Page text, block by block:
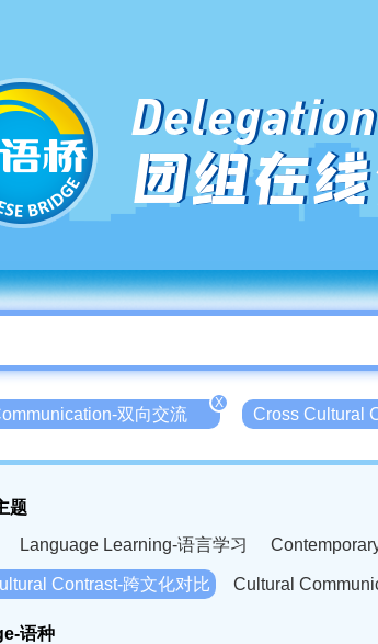
团组在
双向交流
X
Cross Cultural
题
Language Learning-语言学习
Contrast-跨文化对比 Cultural
语种